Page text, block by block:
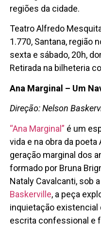
regiões da cidade.
Teatro Alfredo
1.770, Santana, região
sexta e sábado, 20h,
Retirada na bilheteria
Ana Marginal – Um
Direção: Nelson
“Ana Marginal” é um
vida e na obra da poeta
geração marginal dos
formado por Bruna
Nataly Cavalcanti, sob
Baskerville, a peça
inquietação existencial
escrita confessional e